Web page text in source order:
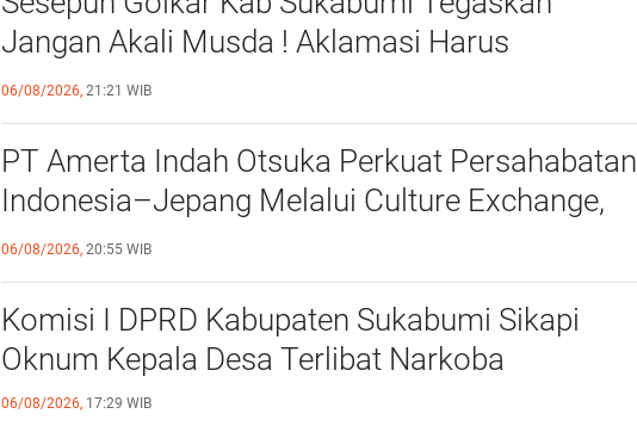
Jangan Akali Musda ! Aklamasi Harus
Bermartabat Dan Transparan
06/08/2026, 21:21 WIB
PT Amerta Indah Otsuka Perkuat Persahabatan
Indonesia–Jepang Melalui Culture Exchange,
Generasi Muda Bersatu Wujudkan Masa Depan
Berkelanjutan
06/08/2026, 20:55 WIB
Komisi I DPRD Kabupaten Sukabumi Sikapi
Oknum Kepala Desa Terlibat Narkoba
06/08/2026, 17:29 WIB